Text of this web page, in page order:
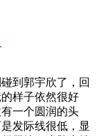
到郭宇欣了，回
样子依然很好
一个圆润的头
发际线很低，显